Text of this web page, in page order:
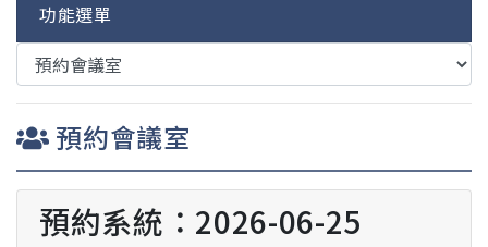
功能選單
預約會議室
預約系統：2026-06-25